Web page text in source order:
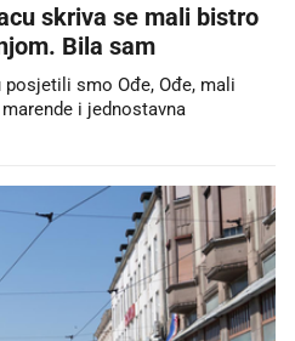
skriva se mali bistro
Bila sam
posjetili smo Ođe, Ođe, mali
i jednostavna